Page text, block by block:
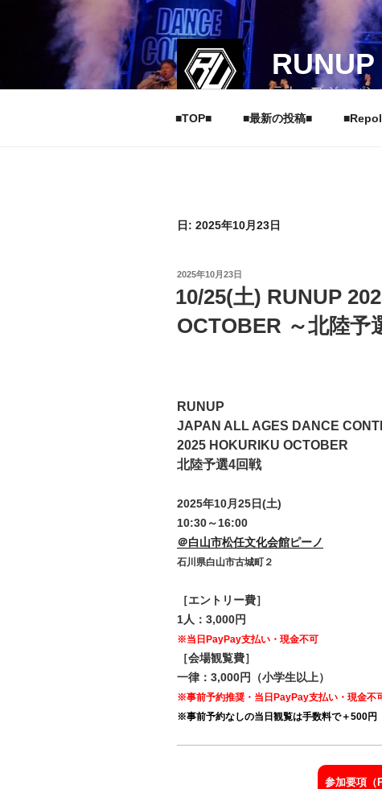
ツ
ラナップ ジャパ
■TOP■ ■最新の投稿■
日: 2025年10月23日
投
日:
2025年10月23日
10/25(土) RUNUP
OCTOBER ～北陸予
RUNUP
JAPAN ALL AGES DANCE
2025 HOKURIKU OCTOBER
北陸予選4回戦
2025年10月25日(土)
10:30～16:00
＠白山市松任文化会館ピーノ
石川県白山市古城町２
［エントリー費］
1人：3,000円
※当日PayPay支払い・現金不可
［会場観覧費］
一律：3,000円（小学生以上）
※事前予約推奨・当日PayPay支払い・現金不
※事前予約なしの当日観覧は手数料で＋500円
参加要項（